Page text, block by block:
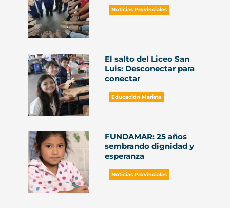
Noticias Provinciales
El salto del Liceo San
Luis: Desconectar para
conectar
Educación Marista
FUNDAMAR: 25 años
sembrando dignidad y
esperanza
Noticias Provinciales